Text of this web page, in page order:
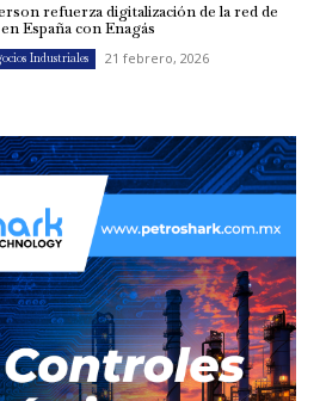
refuerza digitalización de la red de
España con Enagás
Industriales 21 febrero, 2026